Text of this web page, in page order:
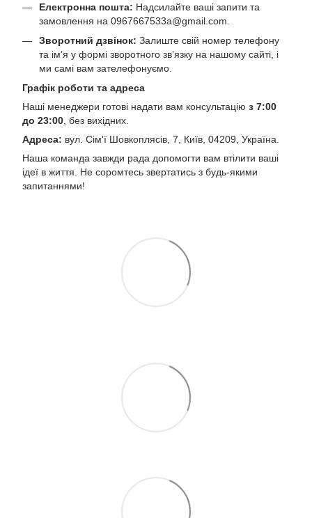
Електронна пошта: Надсилайте ваші запити та
замовлення на 0967667533a@gmail.com
Зворотний дзвінок: Залиште свій номер телефону
та ім’я у формі зворотного зв’язку на нашому сайті, і
ми самі вам зателефонуємо.
Графік роботи та адреса
Наші менеджери готові надати вам консультацію з 7:00
до 23:00, без вихідних.
Адреса: вул. Сім'ї Шовкоплясів, 7, Київ, 04209, Україна.
Наша команда завжди рада допомогти вам втілити ваші
ідеї в життя. Не соромтесь звертатись з будь-якими
запитаннями!